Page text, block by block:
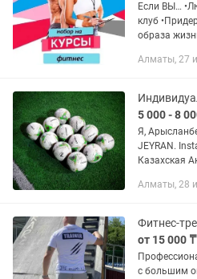
Если ВЫ…
клуб
образа
помогать
Алматы, 27
5 000 - 8
Я,
JEYRAN. Instagram: Навыки и знания: •
Казахская
UEFA •
Алматы, 28
Фитнес-
от 15 000 ₸
с большим